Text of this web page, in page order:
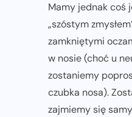
Mamy jednak coś
„szóstym
zamkniętymi
w nosie (choć u
zostaniemy
czubka nosa).
zajmiemy się